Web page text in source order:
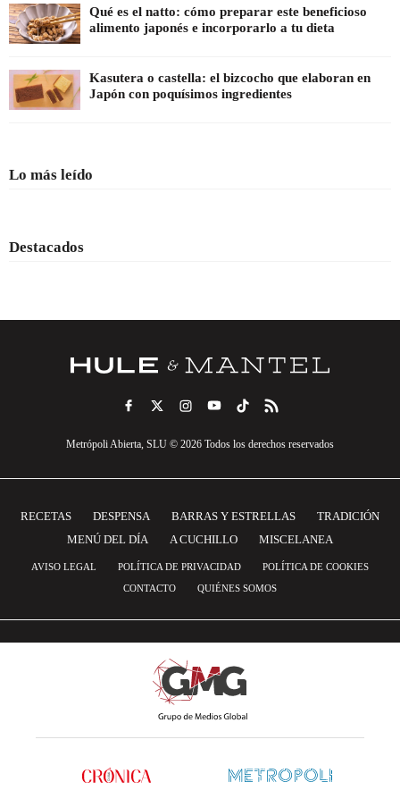
Qué es el natto: cómo preparar este beneficioso
alimento japonés e incorporarlo a tu dieta
Kasutera o castella: el bizcocho que elaboran en
Japón con poquísimos ingredientes
Lo más leído
Destacados
Metrópoli Abierta, SLU © 2026 Todos los derechos reservados
RECETAS DESPENSA BARRAS Y ESTRELLAS
TRADICIÓN
MENÚ DEL DÍA
A CUCHILLO MISCELANEA
AVISO LEGAL POLÍTICA DE PRIVACIDAD
POLÍTICA DE COOKIES
CONTACTO
QUIÉNES SOMOS